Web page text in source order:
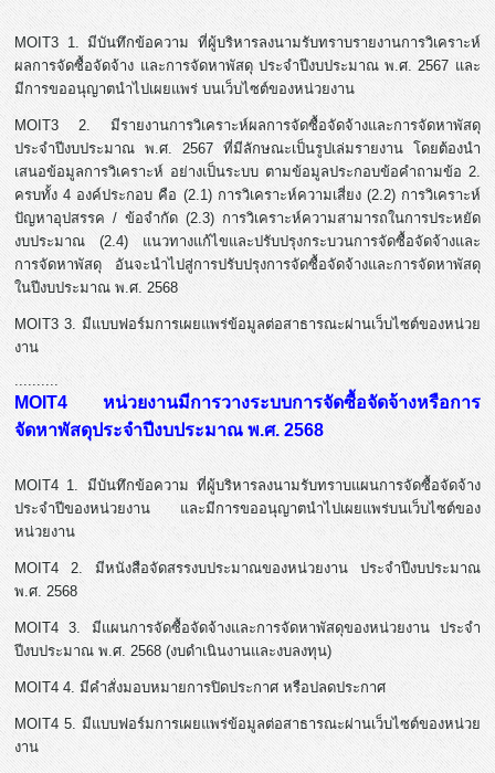
MOIT3 1. มีบันทึกข้อความ ที่ผู้บริหารลงนามรับทราบรายงานการวิเคราะห์
ผลการจัดซื้อจัดจ้าง และการจัดหาพัสดุ ประจำปีงบประมาณ พ.ศ. 2567 และ
มีการขออนุญาตนำไปเผยแพร่ บนเว็บไซต์ของหน่วยงาน
MOIT3 2. มีรายงานการวิเคราะห์ผลการจัดซื้อจัดจ้างและการจัดหาพัสดุ
ประจำปีงบประมาณ พ.ศ. 2567 ที่มีลักษณะเป็นรูปเล่มรายงาน โดยต้องนำ
เสนอข้อมูลการวิเคราะห์ อย่างเป็นระบบ ตามข้อมูลประกอบข้อคำถามข้อ 2.
ครบทั้ง 4 องค์ประกอบ คือ (2.1) การวิเคราะห์ความเสี่ยง (2.2) การวิเคราะห์
ปัญหาอุปสรรค / ข้อจำกัด (2.3) การวิเคราะห์ความสามารถในการประหยัด
งบประมาณ (2.4) แนวทางแก้ไขและปรับปรุงกระบวนการจัดซื้อจัดจ้างและ
การจัดหาพัสดุ อันจะนำไปสู่การปรับปรุงการจัดซื้อจัดจ้างและการจัดหาพัสดุ
ในปีงบประมาณ พ.ศ. 2568
MOIT3 3. มีแบบฟอร์มการเผยแพร่ข้อมูลต่อสาธารณะผ่านเว็บไซต์ของหน่วย
งาน
..........
MOIT4 หน่วยงานมีการวางระบบการจัดซื้อจัดจ้างหรือการ
จัดหาพัสดุประจำปีงบประมาณ พ.ศ. 2568
MOIT4 1. มีบันทึกข้อความ ที่ผู้บริหารลงนามรับทราบแผนการจัดซื้อจัดจ้าง
ประจำปีของหน่วยงาน และมีการขออนุญาตนำไปเผยแพร่บนเว็บไซต์ของ
หน่วยงาน
MOIT4 2. มีหนังสือจัดสรรงบประมาณของหน่วยงาน ประจำปีงบประมาณ
พ.ศ. 2568
MOIT4 3. มีแผนการจัดซื้อจัดจ้างและการจัดหาพัสดุของหน่วยงาน ประจำ
ปีงบประมาณ พ.ศ. 2568 (งบดำเนินงานและงบลงทุน)
MOIT4 4. มีคำสั่งมอบหมายการปิดประกาศ หรือปลดประกาศ
MOIT4 5. มีแบบฟอร์มการเผยแพร่ข้อมูลต่อสาธารณะผ่านเว็บไซต์ของหน่วย
งาน